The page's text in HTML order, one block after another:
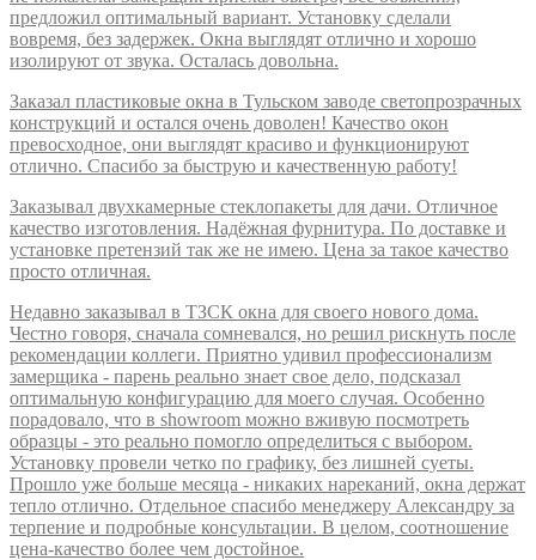
предложил оптимальный вариант. Установку сделали
вовремя, без задержек. Окна выглядят отлично и хорошо
изолируют от звука. Осталась довольна.
Заказал пластиковые окна в Тульском заводе светопрозрачных
конструкций и остался очень доволен! Качество окон
превосходное, они выглядят красиво и функционируют
отлично. Спасибо за быструю и качественную работу!
Заказывал двухкамерные стеклопакеты для дачи. Отличное
качество изготовления. Надёжная фурнитура. По доставке и
установке претензий так же не имею. Цена за такое качество
просто отличная.
Недавно заказывал в ТЗСК окна для своего нового дома.
Честно говоря, сначала сомневался, но решил рискнуть после
рекомендации коллеги. Приятно удивил профессионализм
замерщика - парень реально знает свое дело, подсказал
оптимальную конфигурацию для моего случая. Особенно
порадовало, что в showroom можно вживую посмотреть
образцы - это реально помогло определиться с выбором.
Установку провели четко по графику, без лишней суеты.
Прошло уже больше месяца - никаких нареканий, окна держат
тепло отлично. Отдельное спасибо менеджеру Александру за
терпение и подробные консультации. В целом, соотношение
цена-качество более чем достойное.